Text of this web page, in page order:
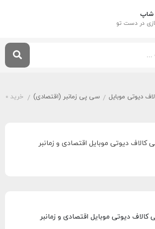
شاپ
در دست تو
دیوتی موبایل / سی پی زمانبر (اقتصادی) / خرید 10800 سی پی کالاف دیوتی موبایل اقتصادی و زمانبر